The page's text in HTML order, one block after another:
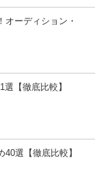
オーディション・
【徹底比較】
選【徹底比較】